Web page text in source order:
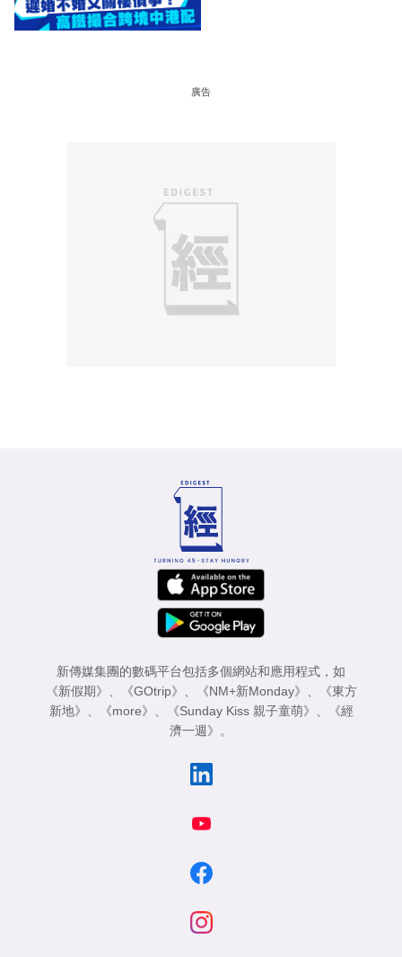
廣告
新傳媒集團的數碼平台包括多個網站和應用程式，如
《新假期》 、 《GOtrip》 、 《NM+新Monday》 、
《東方
新地》 、 《more》 、 《Sunday Kiss 親子童萌》 、
《經
濟一週》 。